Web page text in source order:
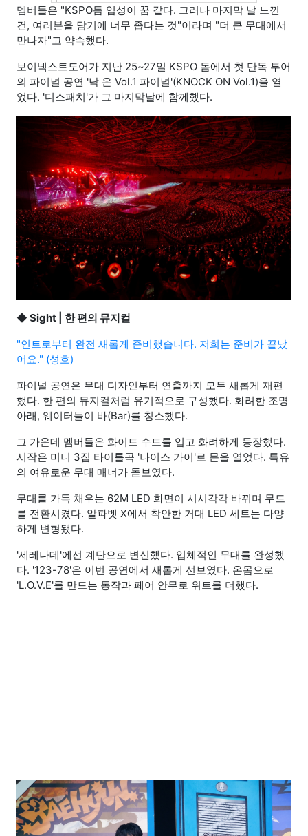
멤버들은 "KSPO돔 입성이 꿈 같다. 그러나 마지막 날 느낀
건, 여러분을 담기에 너무 좁다는 것"이라며 "더 큰 무대에서
만나자"고 약속했다.
보이넥스트도어가 지난 25~27일 KSPO 돔에서 첫 단독 투어
의 파이널 공연 '낙 온 Vol.1 파이널'(KNOCK ON Vol.1)을 열
었다. '디스패치'가 그 마지막날에 함께했다.
◆ Sight | 한 편의 뮤지컬
"인트로부터 완전 새롭게 준비했습니다. 저희는 준비가 끝났
어요." (성호)
파이널 공연은 무대 디자인부터 연출까지 모두 새롭게 재편
했다. 한 편의 뮤지컬처럼 유기적으로 구성했다. 화려한 조명
아래, 웨이터들이 바(Bar)를 청소했다.
그 가운데 멤버들은 화이트 수트를 입고 화려하게 등장했다.
시작은 미니 3집 타이틀곡 '나이스 가이'로 문을 열었다. 특유
의 여유로운 무대 매너가 돋보였다.
무대를 가득 채우는 62M LED 화면이 시시각각 바뀌며 무드
를 전환시켰다. 알파벳 X에서 착안한 거대 LED 세트는 다양
하게 변형됐다.
'세레나데'에선 계단으로 변신했다. 입체적인 무대를 완성했
다. '123-78'은 이번 공연에서 새롭게 선보였다. 온몸으로
'L.O.V.E'를 만드는 동작과 페어 안무로 위트를 더했다.